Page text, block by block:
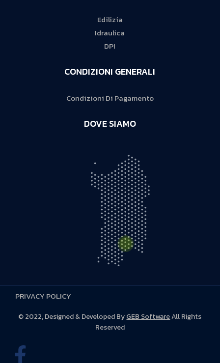
Edilizia
Idraulica
DPI
CONDIZIONI GENERALI
Condizioni Di Pagamento
DOVE SIAMO
S.S. 131 D KM 5,500 - 09028 Sestu (CA)
PRIVACY POLICY
© 2022, Designed & Developed ByGEB SoftwareAll Rights
Reserved